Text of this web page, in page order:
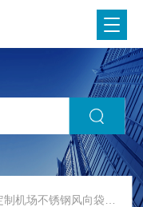
不锈钢风向袋（防水牛津布材质）